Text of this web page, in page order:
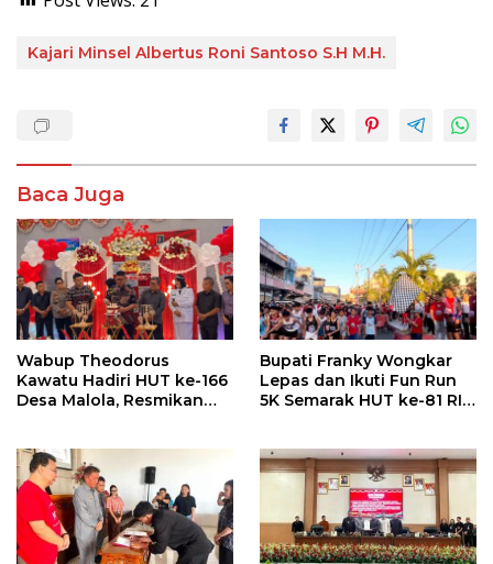
Kajari Minsel Albertus Roni Santoso S.H M.H.
Baca Juga
Wabup Theodorus
Kawatu Hadiri HUT ke-166
Desa Malola, Resmikan
Bupati Franky Wongkar
Lepas dan Ikuti Fun Run
5K Semarak HUT ke-81 RI